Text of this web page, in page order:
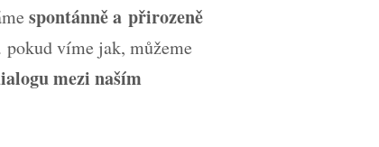
spontánně a přirozeně
víme jak, můžeme
mezi naším